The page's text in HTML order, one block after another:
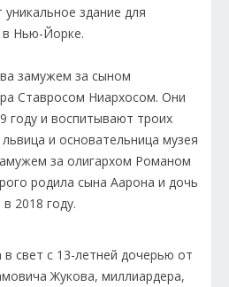
здание для
в Нью-Йорке.
замужем за сыном
Ставросом Ниархосом. Они
году и воспитывают троих
и основательница музея
за олигархом Романом
родила сына Аарона и дочь
2018 году.